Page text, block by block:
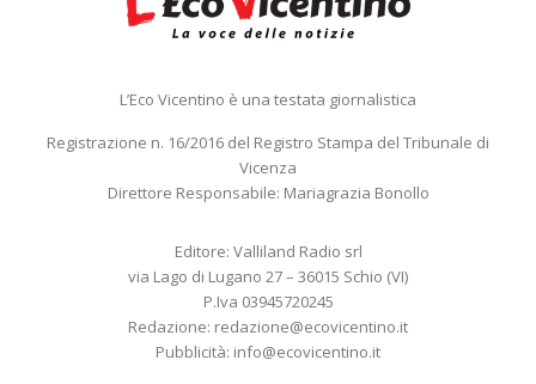
L’Eco Vicentino è una testata giornalistica
Registrazione n. 16/2016 del Registro Stampa del Tribunale di
Vicenza
Direttore Responsabile: Mariagrazia Bonollo
Editore: Valliland Radio srl
via Lago di Lugano 27 – 36015 Schio (VI)
P.Iva 03945720245
Redazione: redazione@ecovicentino.it
Pubblicità: info@ecovicentino.it